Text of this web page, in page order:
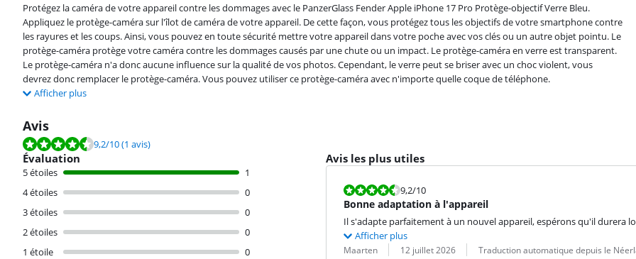
Protégez la caméra de votre appareil contre les dommages avec le PanzerGlass Fender Apple iPhone 17 Pro Protège-objectif Verre Bleu.
Appliquez le protège-caméra sur l'îlot de caméra de votre appareil. De cette façon, vous protégez tous les objectifs de votre smartphone contre
les rayures et les coups. Ainsi, vous pouvez en toute sécurité mettre votre appareil dans votre poche avec vos clés ou un autre objet pointu. Le
protège-caméra protège votre caméra contre les dommages causés par une chute ou un impact. Le protège-caméra en verre est transparent.
Le protège-caméra n'a donc aucune influence sur la qualité de vos photos. Cependant, le verre peut se briser avec un choc violent, vous
devrez donc remplacer le protège-caméra. Vous pouvez utiliser ce protège-caméra avec n'importe quelle coque de téléphone.
Afficher plus
Avis
La note est de 9,2 sur 10, basée sur 1 avis.
9,2/10(1 avis)
Évaluation
5 étoiles
1
4 étoiles
0
3 étoiles
0
2 étoiles
0
1 étoile
0
Avis les plus utiles
La note est 9,2 sur 10.
9,2/10
Bonne adaptation à l'appareil
Il s'adapte parfaitement à un nouvel appareil, espérons qu'il durera
Afficher plus
Évaluation par :
Maarten
Date : 12 juillet 2026
Traduction : Traduction automatique depuis le